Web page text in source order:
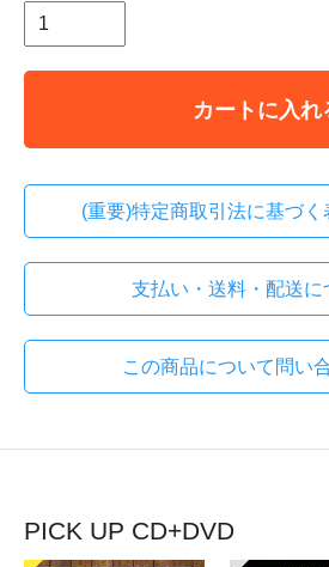
カートに入れ
(重要)特定商取引法に基づく
支払い・送料・配送に
この商品について問い
PICK UP CD+DVD